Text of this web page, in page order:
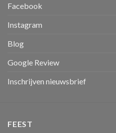
Facebook
Instagram
Blog
Google Review
Inschrijven nieuwsbrief
FEEST